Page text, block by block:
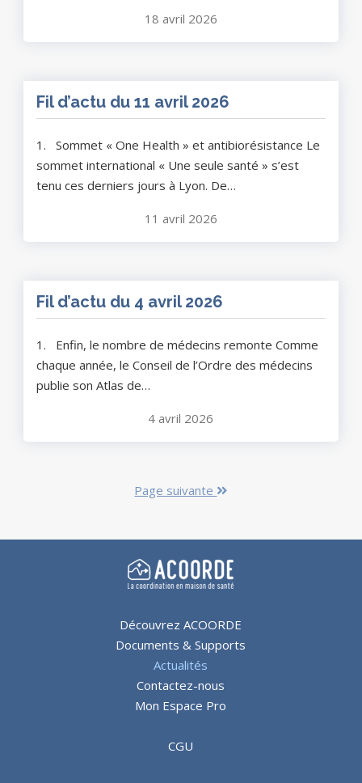
18 avril 2026
Fil d’actu du 11 avril 2026
1. Sommet « One Health » et antibiorésistance Le
sommet international « Une seule santé » s’est
tenu ces derniers jours à Lyon. De…
11 avril 2026
Fil d’actu du 4 avril 2026
1. Enfin, le nombre de médecins remonte Comme
chaque année, le Conseil de l’Ordre des médecins
publie son Atlas de…
4 avril 2026
Page suivante
Découvrez ACOORDE
Documents & Supports
Actualités
Contactez-nous
Mon Espace Pro
CGU